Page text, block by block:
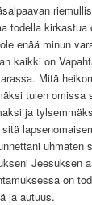
todella kirkastua
enää minun
kaikki on
Mitä
tulen omissa
ja
uhmaten
Jeesuksen
on
ja autuus.